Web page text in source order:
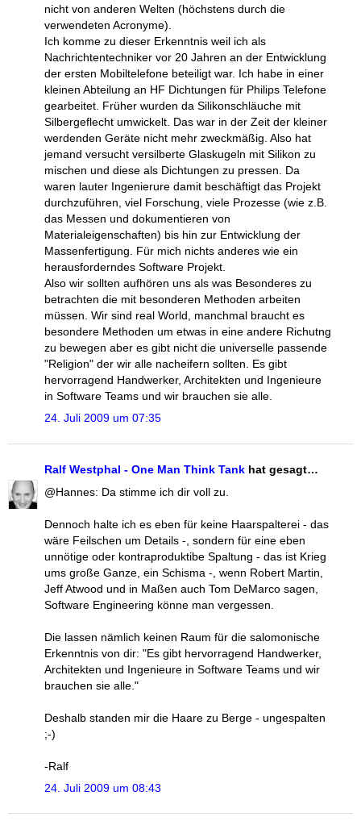
nicht von anderen Welten (höchstens durch die
verwendeten Acronyme).
Ich komme zu dieser Erkenntnis weil ich als
Nachrichtentechniker vor 20 Jahren an der Entwicklung
der ersten Mobiltelefone beteiligt war. Ich habe in einer
kleinen Abteilung an HF Dichtungen für Philips Telefone
gearbeitet. Früher wurden da Silikonschläuche mit
Silbergeflecht umwickelt. Das war in der Zeit der kleiner
werdenden Geräte nicht mehr zweckmäßig. Also hat
jemand versucht versilberte Glaskugeln mit Silikon zu
mischen und diese als Dichtungen zu pressen. Da
waren lauter Ingenierure damit beschäftigt das Projekt
durchzuführen, viel Forschung, viele Prozesse (wie z.B.
das Messen und dokumentieren von
Materialeigenschaften) bis hin zur Entwicklung der
Massenfertigung. Für mich nichts anderes wie ein
herausforderndes Software Projekt.
Also wir sollten aufhören uns als was Besonderes zu
betrachten die mit besonderen Methoden arbeiten
müssen. Wir sind real World, manchmal braucht es
besondere Methoden um etwas in eine andere Richutng
zu bewegen aber es gibt nicht die universelle passende
"Religion" der wir alle nacheifern sollten. Es gibt
hervorragend Handwerker, Architekten und Ingenieure
in Software Teams und wir brauchen sie alle.
24. Juli 2009 um 07:35
Ralf Westphal - One Man Think Tank hat gesagt…
@Hannes: Da stimme ich dir voll zu.
Dennoch halte ich es eben für keine Haarspalterei - das
wäre Feilschen um Details -, sondern für eine eben
unnötige oder kontraproduktibe Spaltung - das ist Krieg
ums große Ganze, ein Schisma -, wenn Robert Martin,
Jeff Atwood und in Maßen auch Tom DeMarco sagen,
Software Engineering könne man vergessen.
Die lassen nämlich keinen Raum für die salomonische
Erkenntnis von dir: "Es gibt hervorragend Handwerker,
Architekten und Ingenieure in Software Teams und wir
brauchen sie alle."
Deshalb standen mir die Haare zu Berge - ungespalten
;-)
-Ralf
24. Juli 2009 um 08:43